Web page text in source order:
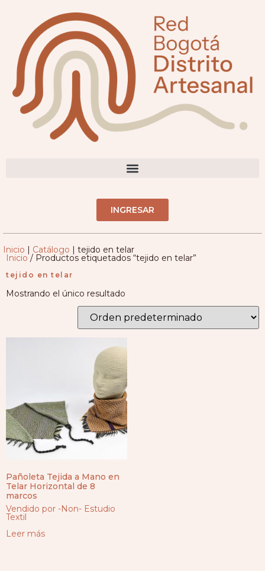
INGRESAR
Inicio | Catálogo | tejido en telar
Inicio/ Productos etiquetados “tejido en telar”
tejido en telar
Mostrando el único resultado
Pañoleta Tejida a Mano en
Telar Horizontal de 8
marcos
Vendido por -Non- Estudio
Textil
Leer más